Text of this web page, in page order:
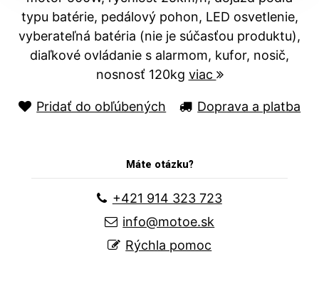
typu batérie, pedálový pohon, LED osvetlenie,
vyberateľná batéria (nie je súčasťou produktu),
diaľkové ovládanie s alarmom, kufor, nosič,
nosnosť 120kg viac
Pridať do obľúbených Doprava a platba
Máte otázku?
+421 914 323 723
info@motoe.sk
Rýchla pomoc